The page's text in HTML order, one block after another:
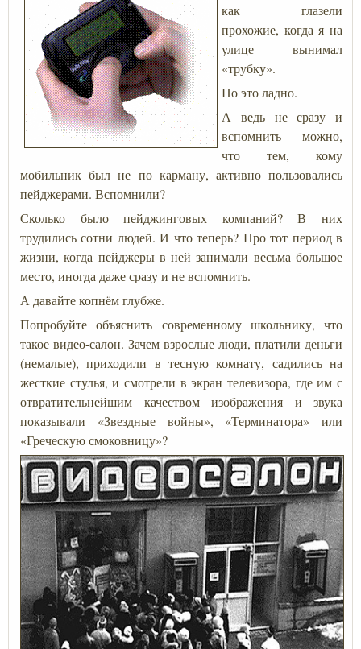
как глазели
прохожие, когда я на
улице вынимал
«трубку».
Но это ладно.
А ведь не сразу и
вспомнить можно,
что тем, кому
мобильник был не по карману, активно пользовались
пейджерами. Вспомнили?
Сколько было пейджинговых компаний? В них
трудились сотни людей. И что теперь? Про тот период в
жизни, когда пейджеры в ней занимали весьма большое
место, иногда даже сразу и не вспомнить.
А давайте копнём глубже.
Попробуйте объяснить современному школьнику, что
такое видео-салон. Зачем взрослые люди, платили деньги
(немалые), приходили в тесную комнату, садились на
жесткие стулья, и смотрели в экран телевизора, где им с
отвратительнейшим качеством изображения и звука
показывали «Звездные войны», «Терминатора» или
«Греческую смоковницу»?